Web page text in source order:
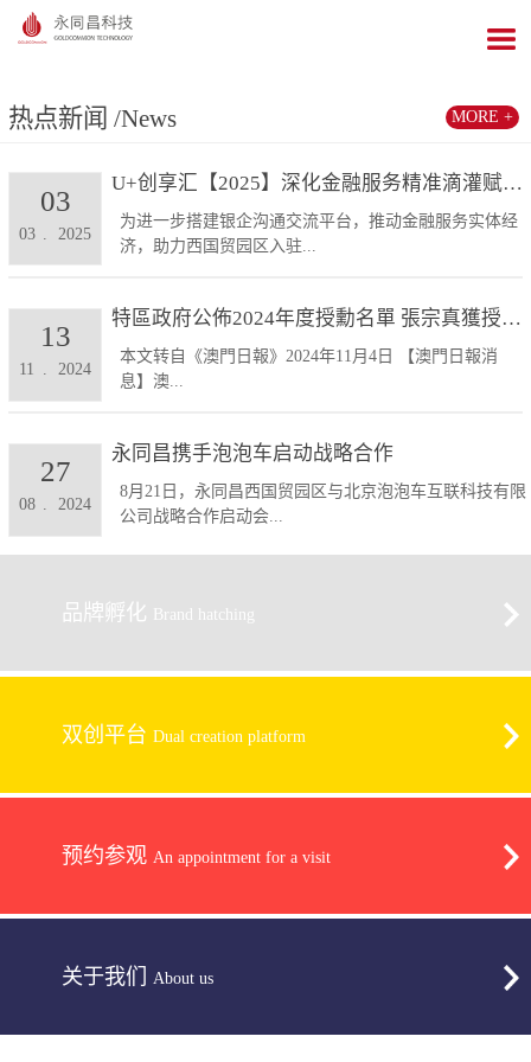
热点新闻 /News
U+创享汇【2025】深化金融服务精准滴灌赋能发展...
为进一步搭建银企沟通交流平台，推动金融服务实体经
济，助力西国贸园区入驻...
03 2025
03
特區政府公佈2024年度授勳名單 張宗真獲授予專業...
本文转自《澳門日報》2024年11月4日 【澳門日報消
息】澳...
11 2024
13
永同昌携手泡泡车启动战略合作
8月21日，永同昌西国贸园区与北京泡泡车互联科技有限
公司战略合作启动会...
08 . 2024
27
MORE +
品牌孵化 Brand hatching
双创平台 Dual creation platform
预约参观 An appointment for a visit
关于我们 About us